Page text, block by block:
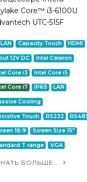
Core™ i3-6100U
UTC-515F
Capacity Touch HDMI
12V DC Intel Celeron
Core i3 Intel Core i5
Core i7 IP65 LAN
Cooling
Touch RS232
16:9 Screen Size 15"
T range VGA
БОЛЬШЕ...